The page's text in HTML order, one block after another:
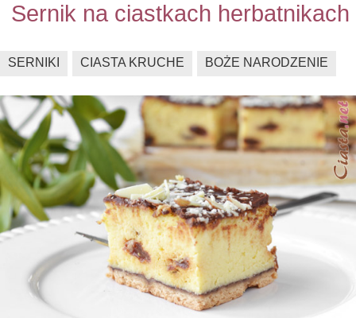
Sernik na ciastkach herbatnikach
SERNIKI CIASTA KRUCHE BOŻE NARODZENIE